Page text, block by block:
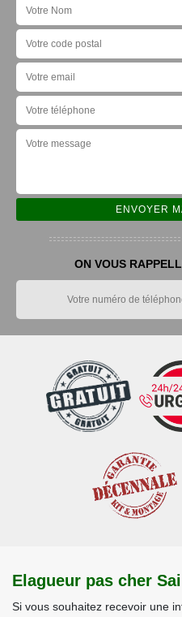
ON VOUS
Elagueur pas cher
Si vous souhaitez recevoir une